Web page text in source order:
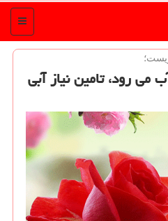
منو
می رود، تامین نیاز آبی